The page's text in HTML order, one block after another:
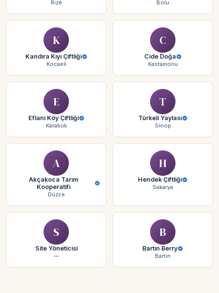
Rize Bolu
K
Kandıra Kıyı Çiftliği
Kocaeli
C
Cide Doğa
Kastamonu
E
Eflani Köy Çiftliği
Karabük
T
Türkeli Yaylası
Sinop
A
Akçakoca Tarım
Kooperatifi
Düzce
H
Hendek Çiftliği
Sakarya
S
Site Yöneticisi
—
B
Bartın Berry
Bartın